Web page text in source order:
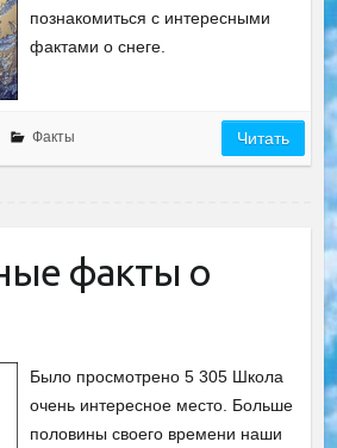
познакомиться с интересными
фактами о снеге.
Факты Читать
факты о
Было просмотрено 5 305 Школа
очень интересное место. Больше
половины своего времени наши